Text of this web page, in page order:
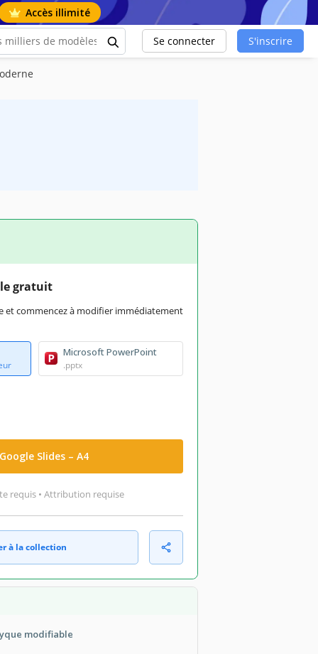
Accès illimité
Se connecter S'inscrire
gratuit
et commencez à modifier immédiatement
Microsoft PowerPoint
.pptx
Slides – A4
requis • Attribution requise
à la collection
modifiable